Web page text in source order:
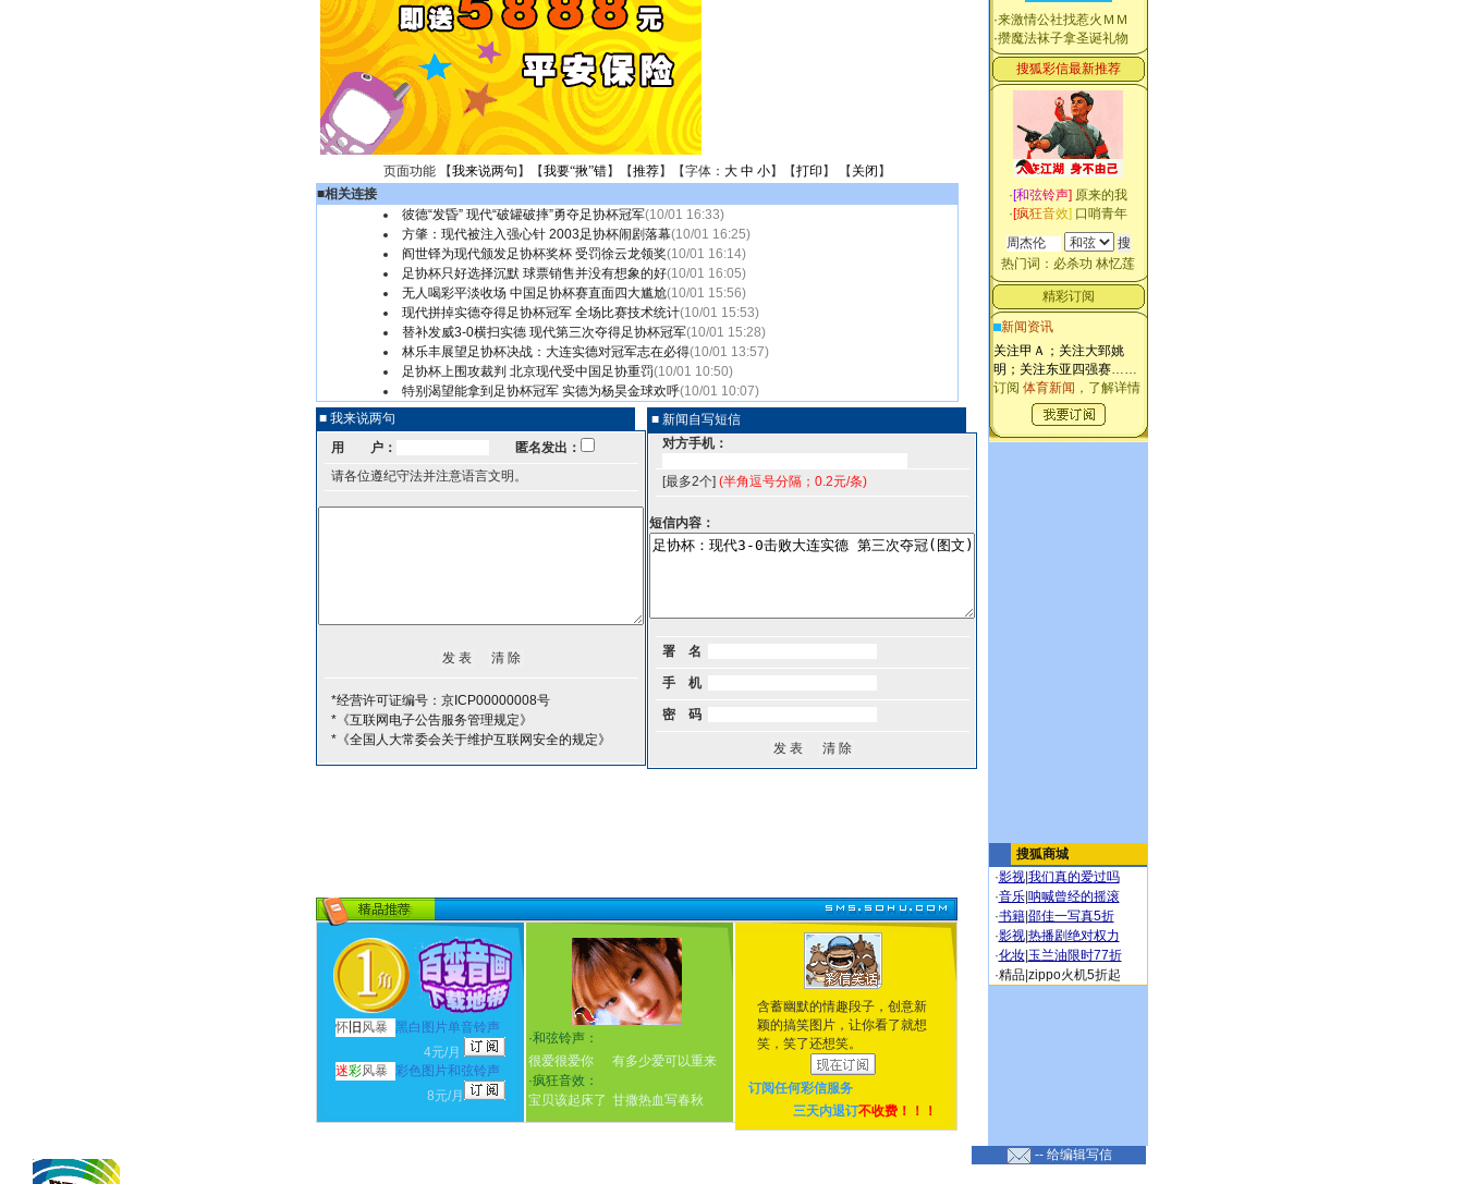
页面功能 【我来说两句 】【我要“揪”错】【推荐】【字体： 大 中 小】【打印 】 【 关闭 】
■相关连接
彼德“发昏” 现代“破罐破摔”勇夺足协杯冠军(10/01 16:33)
方肇：现代被注入强心针 2003足协杯闹剧落幕(10/01 16:25)
阎世铎为现代颁发足协杯奖杯 受罚徐云龙领奖(10/01 16:14)
足协杯只好选择沉默 球票销售并没有想象的好(10/01 16:05)
无人喝彩平淡收场 中国足协杯赛直面四大尴尬(10/01 15:56)
现代拼掉实德夺得足协杯冠军 全场比赛技术统计(10/01 15:53)
替补发威3-0横扫实德 现代第三次夺得足协杯冠军(10/01 15:28)
林乐丰展望足协杯决战：大连实德对冠军志在必得(10/01 13:57)
足协杯上围攻裁判 北京现代受中国足协重罚(10/01 10:50)
特别渴望能拿到足协杯冠军 实德为杨昊金球欢呼(10/01 10:07)
■ 我来说两句
用 户：
匿名发出：
请各位遵纪守法并注意语言文明。
*经营许可证编号：京ICP00000008号
*《互联网电子公告服务管理规定》
*《全国人大常委会关于维护互联网安全的规定》
■ 新闻自写短信
对方手机：
[最多2个] (半角逗号分隔；0.2元/条)
短信内容：
署 名
手 机
密 码
怀 旧 风暴
黑白图片单音铃声
4元/月
迷彩风暴 彩色图片和弦铃声
8元/月
·和弦铃声：
很爱很爱你
有多少爱可以重来
·疯狂音效：
宝贝该起床了 甘撒热血写春秋
含蓄幽默的情趣段子，创意新
颖的搞笑图片，让你看了就想
笑，笑了还想笑。
订阅任何彩信服务
三天内退订不收费！！！
·来激情公社找惹火ＭＭ
·攒魔法袜子拿圣诞礼物
搜狐彩信最新推荐
·[和弦铃声] 原来的我
·[疯狂音效] 口哨青年
热门词： 必杀功 林忆莲
精彩订阅
新闻资讯
关注甲Ａ；关注大郅姚
明；关注东亚四强赛……
订阅 体育新闻 ，了解详情
搜狐商城
·影视| 我们真的爱过吗
·音乐| 呐喊曾经的摇滚
·书籍| 邵佳一写真5折
·影视| 热播剧绝对权力
·化妆| 玉兰油限时77折
·精品| zippo火机5折起
-- 给编辑写信